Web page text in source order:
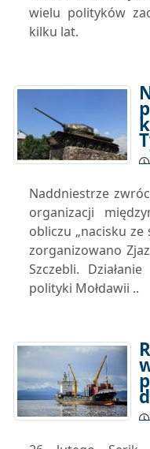
wielu polityków
kilku lat.
Naddniestrze
organizacji
obliczu „nacisku ze
zorganizowano
Szczebli.
polityki Mołdawii ..